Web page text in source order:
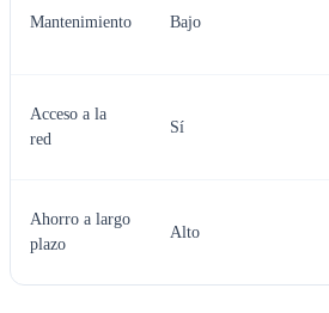
Mantenimiento Bajo
Acceso a la
red
Sí
Ahorro a largo
plazo
Alto